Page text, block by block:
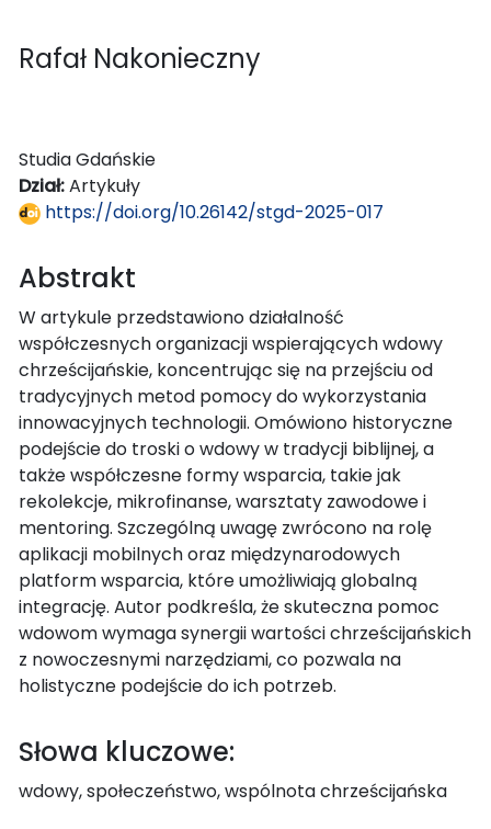
Rafał Nakonieczny
Studia Gdańskie
Dział:Artykuły
https://doi.org/10.26142/stgd-2025-017
Abstrakt
W artykule przedstawiono działalność
współczesnych organizacji wspierających wdowy
chrześcijańskie, koncentrując się na przejściu od
tradycyjnych metod pomocy do wykorzystania
innowacyjnych technologii. Omówiono historyczne
podejście do troski o wdowy w tradycji biblijnej, a
także współczesne formy wsparcia, takie jak
rekolekcje, mikrofinanse, warsztaty zawodowe i
mentoring. Szczególną uwagę zwrócono na rolę
aplikacji mobilnych oraz międzynarodowych
platform wsparcia, które umożliwiają globalną
integrację. Autor podkreśla, że skuteczna pomoc
wdowom wymaga synergii wartości chrześcijańskich
z nowoczesnymi narzędziami, co pozwala na
holistyczne podejście do ich potrzeb.
Słowa kluczowe:
wdowy, społeczeństwo, wspólnota chrześcijańska